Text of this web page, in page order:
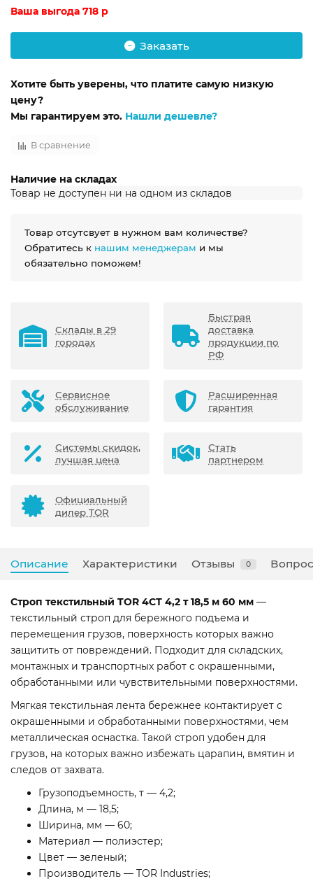
Ваша выгода 718 р
Заказать
Хотите быть уверены, что платите самую низкую
цену?
Мы гарантируем это. Нашли дешевле?
В сравнение
Наличие на складах
Товар не доступен ни на одном из складов
Товар отсутсвует в нужном вам количестве?
Обратитесь к нашим менеджерам и мы
обязательно поможем!
Склады в 29
городах
Быстрая
доставка
продукции по
РФ
Сервисное
обслуживание
Расширенная
гарантия
Системы скидок,
лучшая цена
Стать
партнером
Официальный
дилер TOR
Описание Характеристики Отзывы 0
Строп текстильный TOR 4СТ 4,2 т 18,5 м 60 мм —
текстильный строп для бережного подъема и
перемещения грузов, поверхность которых важно
защитить от повреждений. Подходит для складских,
монтажных и транспортных работ с окрашенными,
обработанными или чувствительными поверхностями.
Мягкая текстильная лента бережнее контактирует с
окрашенными и обработанными поверхностями, чем
металлическая оснастка. Такой строп удобен для
грузов, на которых важно избежать царапин, вмятин и
следов от захвата.
Грузоподъемность, т — 4,2;
Длина, м — 18,5;
Ширина, мм — 60;
Материал — полиэстер;
Цвет — зеленый;
Производитель — TOR Industries;